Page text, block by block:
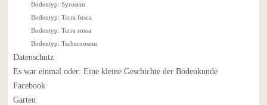
Bodentyp: Syrosem
Bodentyp: Terra fusca
Bodentyp: Terra rossa
Bodentyp: Tschernosem
Datenschutz
Es war einmal oder: Eine kleine Geschichte der Bodenkunde
Facebook
Garten